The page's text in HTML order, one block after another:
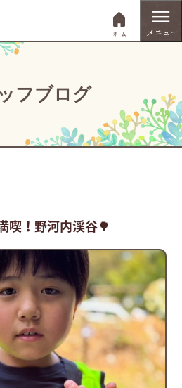
ホーム
フブログ
喫！野河内渓谷🌳